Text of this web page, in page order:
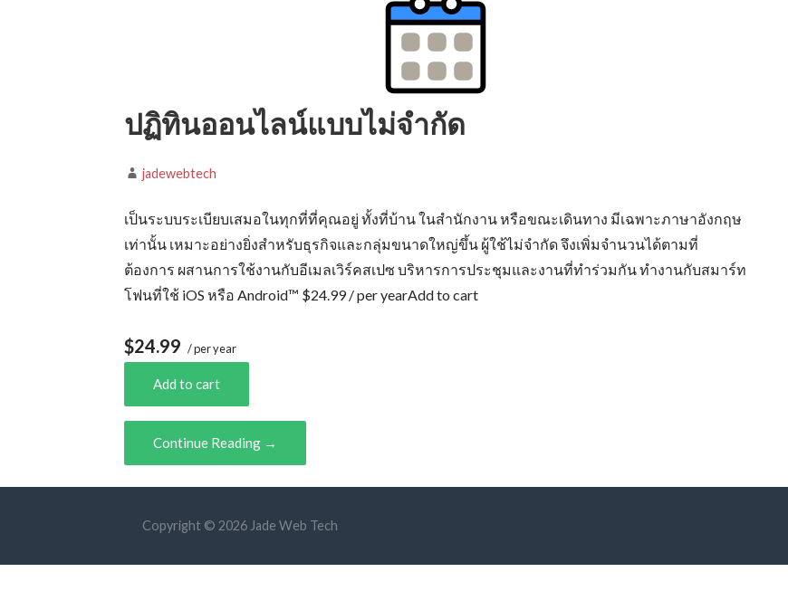
ปฏิทินออนไลน์แบบไม่จำกัด
jadewebtech
เป็นระบบระเบียบเสมอในทุกที่ที่คุณอยู่ ทั้งที่บ้าน ในสำนักงาน หรือขณะเดินทาง มีเฉพาะภาษาอังกฤษ
เท่านั้น เหมาะอย่างยิ่งสำหรับธุรกิจและกลุ่มขนาดใหญ่ขึ้น ผู้ใช้ไม่จำกัด จึงเพิ่มจำนวนได้ตามที่
ต้องการ ผสานการใช้งานกับอีเมลเวิร์คสเปซ บริหารการประชุมและงานที่ทำร่วมกัน ทำงานกับสมาร์ท
โฟนที่ใช้ iOS หรือ Android™ $24.99 / per yearAdd to cart
$24.99 / per year
Add to cart
Continue Reading →
Copyright © 2026 Jade Web Tech